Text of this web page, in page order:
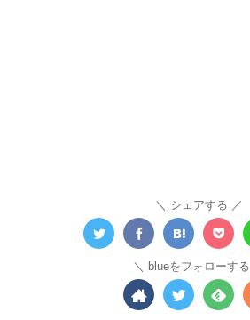
シェアする
blueをフォローする